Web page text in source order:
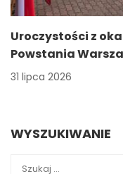
Uroczystości z
Powstania
31 lipca 2026
WYSZUKIWANIE